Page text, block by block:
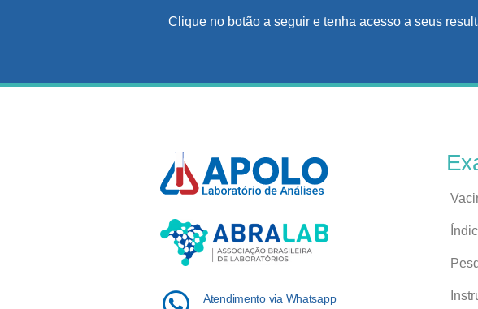
Clique no botão a seguir e tenha acesso a seus
Atendimento via Whatsapp